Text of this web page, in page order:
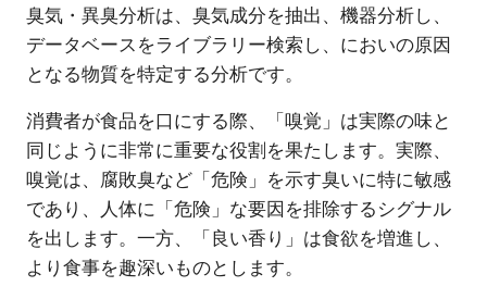
臭気・異臭分析は、臭気成分を抽出、機器分析し、
データベースをライブラリー検索し、においの原因
となる物質を特定する分析です。
消費者が食品を口にする際、「嗅覚」は実際の味と
同じように非常に重要な役割を果たします。実際、
嗅覚は、腐敗臭など「危険」を示す臭いに特に敏感
であり、人体に「危険」な要因を排除するシグナル
を出します。一方、「良い香り」は食欲を増進し、
より食事を趣深いものとします。